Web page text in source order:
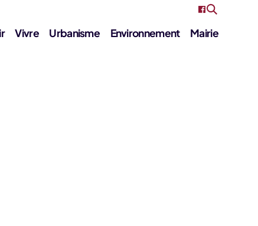
Vivre Urbanisme Environnement Mairie